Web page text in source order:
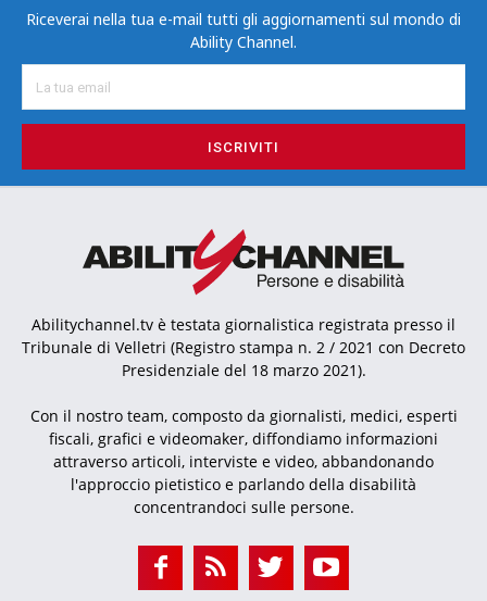
Riceverai nella tua e-mail tutti gli aggiornamenti sul mondo di
Ability Channel.
ISCRIVITI
Abilitychannel.tv è testata giornalistica registrata presso il
Tribunale di Velletri (Registro stampa n. 2 / 2021 con Decreto
Presidenziale del 18 marzo 2021).
Con il nostro team, composto da giornalisti, medici, esperti
fiscali, grafici e videomaker, diffondiamo informazioni
attraverso articoli, interviste e video, abbandonando
l'approccio pietistico e parlando della disabilità
concentrandoci sulle persone.